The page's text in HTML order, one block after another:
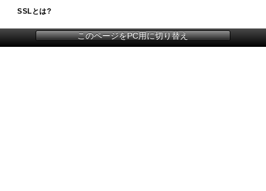
SSLとは?
このページをPC用に切り替え